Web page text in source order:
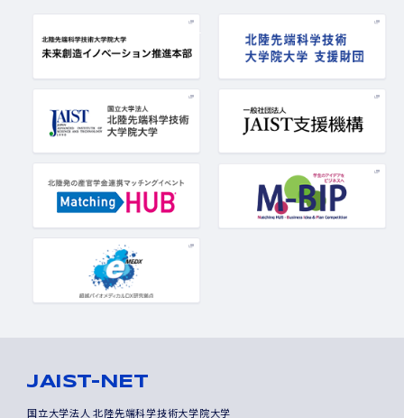
JAIST-NET
国立大学法人 北陸先端科学技術大学院大学